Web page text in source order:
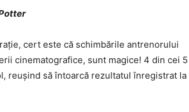
cert este că schimbările antrenorului
cinematografice, sunt magice! 4 din cei 5
reuşind să întoarcă rezultatul înregistrat la